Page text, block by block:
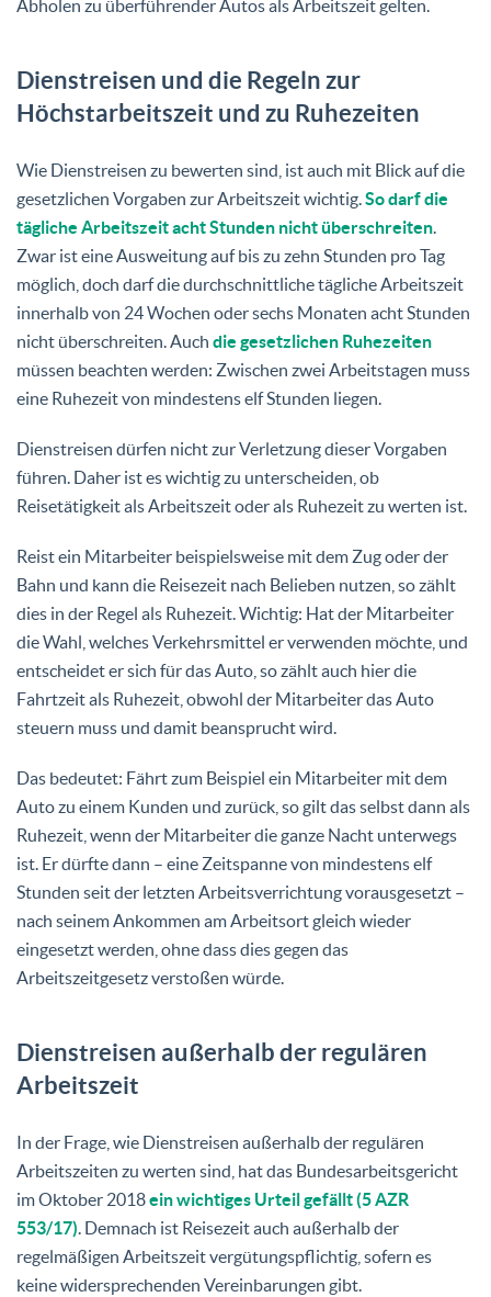
Abholen zu überführender Autos als Arbeitszeit gelten.
Dienstreisen und die Regeln zur
Höchstarbeitszeit und zu Ruhezeiten
Wie Dienstreisen zu bewerten sind, ist auch mit Blick auf die
gesetzlichen Vorgaben zur Arbeitszeit wichtig.So darf die
tägliche Arbeitszeit acht Stunden nicht überschreiten.
Zwar ist eine Ausweitung auf bis zu zehn Stunden pro Tag
möglich, doch darf die durchschnittliche tägliche Arbeitszeit
innerhalb von 24 Wochen oder sechs Monaten acht Stunden
nicht überschreiten. Auch die gesetzlichen Ruhezeiten
müssen beachten werden: Zwischen zwei Arbeitstagen muss
eine Ruhezeit von mindestens elf Stunden liegen.
Dienstreisen dürfen nicht zur Verletzung dieser Vorgaben
führen. Daher ist es wichtig zu unterscheiden, ob
Reisetätigkeit als Arbeitszeit oder als Ruhezeit zu werten ist.
Reist ein Mitarbeiter beispielsweise mit dem Zug oder der
Bahn und kann die Reisezeit nach Belieben nutzen, so zählt
dies in der Regel als Ruhezeit. Wichtig: Hat der Mitarbeiter
die Wahl, welches Verkehrsmittel er verwenden möchte, und
entscheidet er sich für das Auto, so zählt auch hier die
Fahrtzeit als Ruhezeit, obwohl der Mitarbeiter das Auto
steuern muss und damit beansprucht wird.
Das bedeutet: Fährt zum Beispiel ein Mitarbeiter mit dem
Auto zu einem Kunden und zurück, so gilt das selbst dann als
Ruhezeit, wenn der Mitarbeiter die ganze Nacht unterwegs
ist. Er dürfte dann – eine Zeitspanne von mindestens elf
Stunden seit der letzten Arbeitsverrichtung vorausgesetzt –
nach seinem Ankommen am Arbeitsort gleich wieder
eingesetzt werden, ohne dass dies gegen das
Arbeitszeitgesetz verstoßen würde.
Dienstreisen außerhalb der regulären
Arbeitszeit
In der Frage, wie Dienstreisen außerhalb der regulären
Arbeitszeiten zu werten sind, hat das Bundesarbeitsgericht
im Oktober 2018ein wichtiges Urteil gefällt (5 AZR
553/17). Demnach ist Reisezeit auch außerhalb der
regelmäßigen Arbeitszeit vergütungspflichtig, sofern es
keine widersprechenden Vereinbarungen gibt.